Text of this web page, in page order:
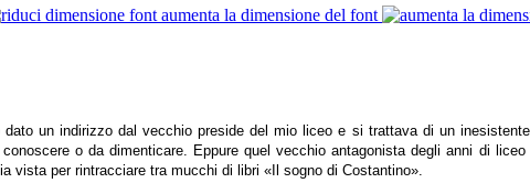
aumenta la dimensione del font
dato un indirizzo dal vecchio preside del mio liceo e si trattava di un
o da dimenticare. Eppure quel vecchio antagonista degli anni di
vista per rintracciare tra mucchi di libri «Il sogno di Costantino».